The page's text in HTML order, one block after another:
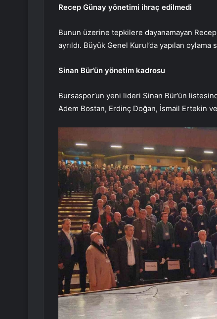
Recep Günay yönetimi ihraç edilmedi
Bunun üzerine tepkilere dayanamayan
ayrıldı. Büyük Genel Kurul’da yapılan
Sinan Bür’ün yönetim kadrosu
Bursaspor’un yeni lideri Sinan Bür’ün
Adem Bostan, Erdinç Doğan, İsmail Ertekin